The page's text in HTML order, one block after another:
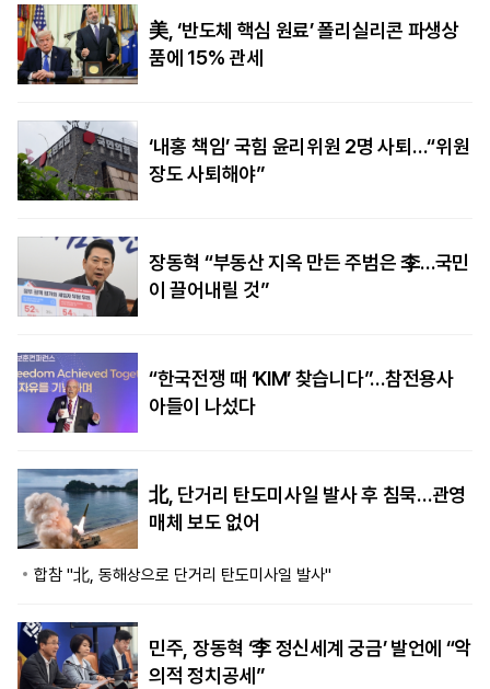
美, ‘반도체 핵심 원료’ 폴리실리콘 파생상
품에 15% 관세
‘내홍 책임’ 국힘 윤리위원 2명 사퇴…“위원
장도 사퇴해야”
장동혁 “부동산 지옥 만든 주범은 李…국민
이 끌어내릴 것”
“한국전쟁 때 ‘KIM’ 찾습니다”…참전용사
아들이 나섰다
北, 단거리 탄도미사일 발사 후 침묵…관영
매체 보도 없어
합참 "北, 동해상으로 단거리 탄도미사일 발사"
민주, 장동혁 ‘李 정신세계 궁금’ 발언에 “악
의적 정치공세”